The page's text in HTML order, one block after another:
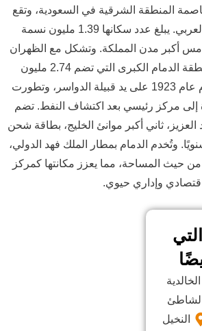
الشرقية في السعودية، وتقع
على ساحل الخليج العربي. يبلغ عدد سكانها 1.39 مليون نسمة
المملكة. وتشكل مع الظهران
والخبر ما يُعرف بمنطقة الدمام الكبرى التي تضم 2.74 مليون
تأسست الدمام عام 1923 على يد قبيلة الدواسر، وتطورت
بعد اكتشاف النفط. تضم
أكبر موانئ الخليج، بطاقة شحن
بمطار الملك فهد الدولي،
مما يعزز مكانتها كمركز
حيوي.